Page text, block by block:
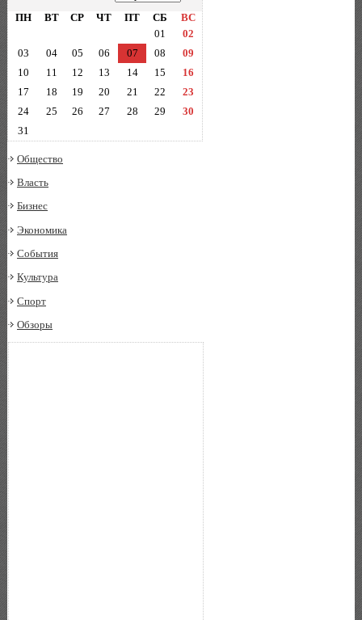
ПН ВТ СР ЧТ ПТ СБ
ВС
01
02
03
04 05 06 07 08
09
10
11 12 13 14 15
16
17
18 19 20 21 22
23
24
25 26 27 28 29
30
31
Общество
Власть
Бизнес
Экономика
События
Культура
Спорт
Обзоры